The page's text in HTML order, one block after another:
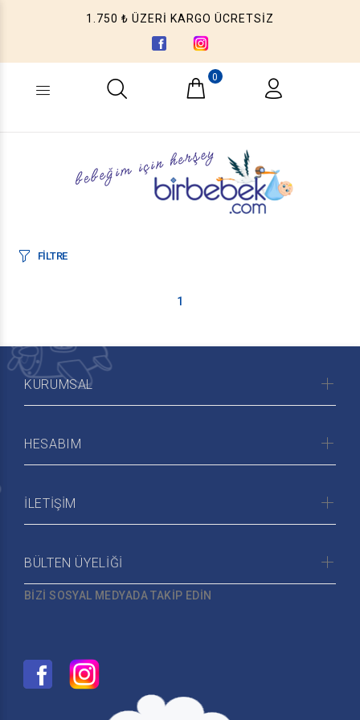
1.750 ₺ ÜZERİ KARGO ÜCRETSİZ
Ne aramıştınız? (Ürün, Kategori ...)
0
FİLTRE
1
KURUMSAL
HESABIM
İLETİŞİM
BÜLTEN ÜYELİĞİ
BİZİ SOSYAL MEDYADA TAKİP EDİN